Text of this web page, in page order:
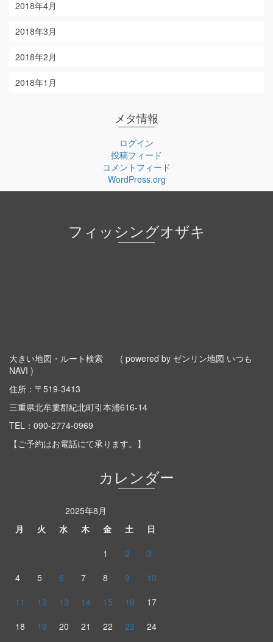
2018年4月
2018年3月
2018年2月
2018年1月
メタ情報
ログイン
投稿フィード
コメントフィード
WordPress.org
フィッシングオザキ
大きい地図・ルート検索
( powered by ゼンリン地図 いつも
NAVI )
住所：〒519-3413
三重県北牟婁郡紀北町引本浦616-14
TEL： 090-2774-0969
【ご予約はお電話にて承ります。】
カレンダー
2025年8月
月
火 水 木 金 土
日
1
2
3
4
5 6 7 8 9
10
11
12 13 14 15 16
17
18
19 20 21 22 23
24